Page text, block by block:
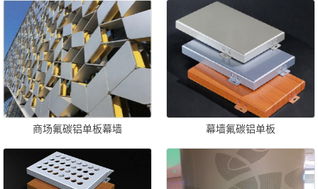
商场氟碳铝单板幕墙 幕墙氟碳铝单板